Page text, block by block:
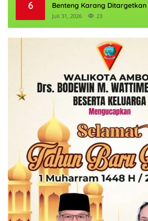
6
Benteng Karang
Bersih Pekan Kedua Agustus
Juli 31, 2026 23